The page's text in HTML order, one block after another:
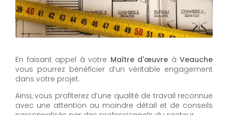
En faisant appel à votre Maître d'œuvre à Veauche
vous pourrez bénéficier d’un véritable engagement
dans votre projet.
Ainsi, vous profiterez d’une qualité de travail reconnue
avec une attention au moindre détail et de conseils